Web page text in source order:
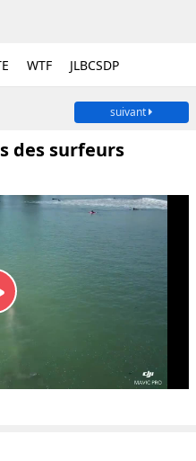
WTF JLBCSDP
suivant
des surfeurs